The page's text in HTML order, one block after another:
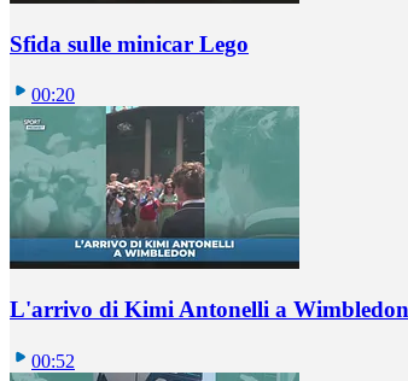
Sfida sulle minicar Lego
00:20
L'arrivo di Kimi Antonelli a Wimbledon
00:52